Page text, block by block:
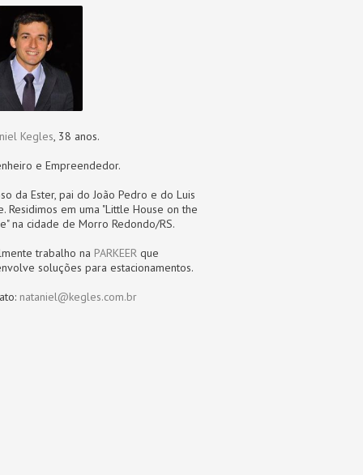
Kegles, 38 anos.
e Empreendedor.
da Ester, pai do João Pedro e do Luis
Residimos em uma "Little House on the
na cidade de Morro Redondo/RS.
trabalho na PARKEER que
soluções para estacionamentos.
nataniel@kegles.com.br